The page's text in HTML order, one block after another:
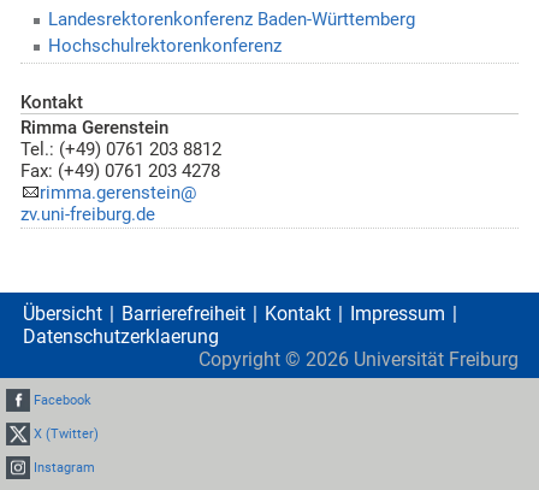
Landesrektorenkonferenz Baden-Württemberg
Hochschulrektorenkonferenz
Kontakt
Rimma Gerenstein
Tel.: (+49) 0761 203 8812
Fax: (+49) 0761 203 4278
rimma.gerenstein@
zv.uni-freiburg.de
Übersicht Barrierefreiheit Kontakt
Impressum
Datenschutzerklaerung
Copyright © 2026 Universität Freiburg
Facebook
X (Twitter)
Instagram